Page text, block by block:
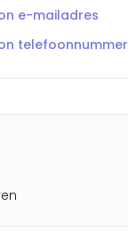
e-mailadres
telefoonnummer